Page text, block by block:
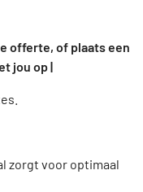
offerte, of plaats een
jou op |
zorgt voor optimaal